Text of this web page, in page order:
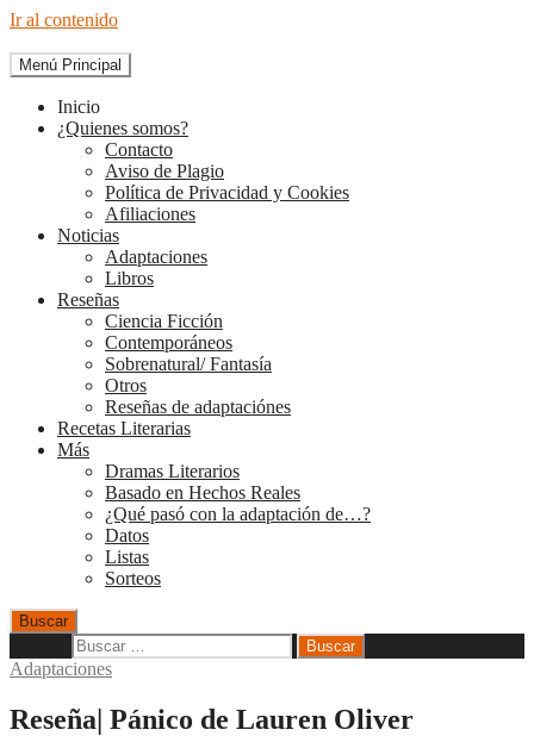
Ir al contenido
The Diary of Books
Menú Principal
Inicio
¿Quienes somos?
Contacto
Aviso de Plagio
Política de Privacidad y Cookies
Afiliaciones
Noticias
Adaptaciones
Libros
Reseñas
Ciencia Ficción
Contemporáneos
Sobrenatural/ Fantasía
Otros
Reseñas de adaptaciónes
Recetas Literarias
Más
Dramas Literarios
Basado en Hechos Reales
¿Qué pasó con la adaptación de…?
Datos
Listas
Sorteos
Buscar
Adaptaciones
Reseña| Pánico de Lauren Oliver